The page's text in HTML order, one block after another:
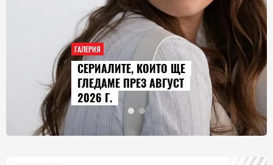
ГАЛЕРИЯ
AUDI Q9 СТАВА НАЙ-
ГОЛЕМИЯТ МОДЕЛ В
ИСТОРИЯТА НА МАРКАТА